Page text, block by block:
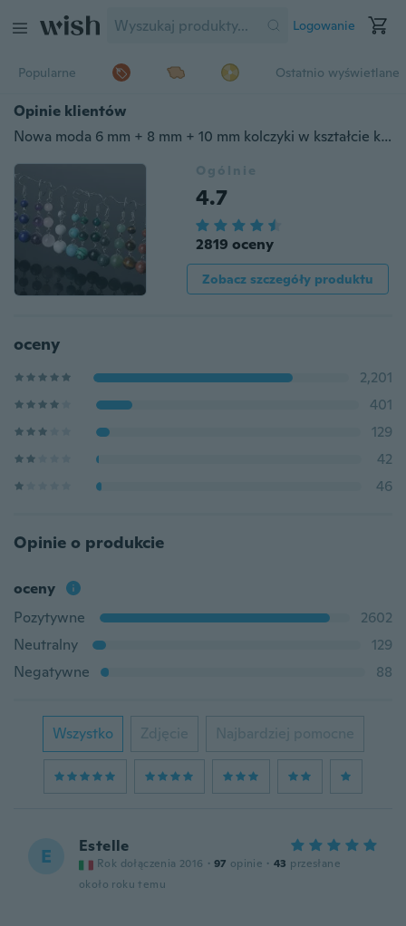
Logowanie
Popularne Ostatnio wyświetlane
Opinie klientów
Nowa moda 6 mm + 8 mm + 10 mm kolczyki w kształcie kropli Naturalne tygrysie oko Koraliki z kamienia Dangle Długie kolczyki z biżuterią
Ogólnie
4.7
2819 oceny
Zobacz szczegóły produktu
oceny
2,201
401
129
42
46
Opinie o produkcie
oceny
Pozytywne
2602
Neutralny
129
Negatywne
88
Wszystko Zdjęcie Najbardziej pomocne
E Estelle
Rok dołączenia 2016 · 97 opinie · 43 przesłane
około roku temu